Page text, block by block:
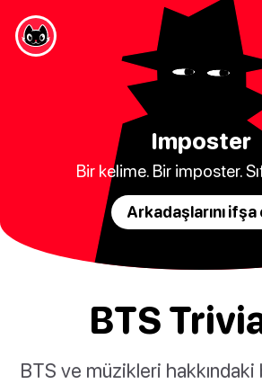
Imposter
Bir kelime. Bir imposter.
Arkadaşlarını ifşa
BTS
BTS ve müzikleri